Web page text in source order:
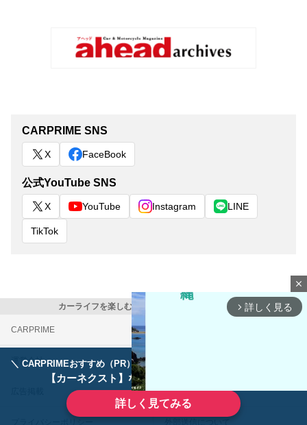
＼ CARPRIMEおすすめ（PR） ／
【カーネクスト】ならどんなクルマも高価買取
詳しく見てみる
CARPRIME SNS
X FaceBook
公式YouTube SNS
X YouTube Instagram LINE
TikTok
カーライフを楽しむ全ての人に クルマ情報マガジン
CARPRIME
運営会社
利用規約
外部送信について
close
arrow_forward_ios 詳しく見る